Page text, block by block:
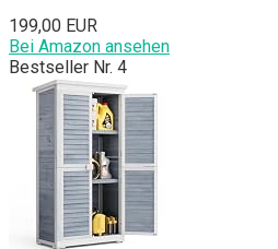
199,00 EUR
Bei Amazon ansehen
Bestseller Nr. 4